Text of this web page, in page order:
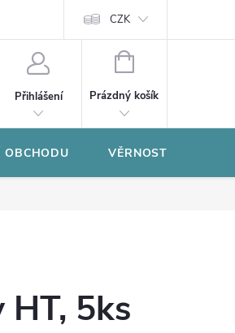
CZK
Přihlášení
NÁKUPNÍ
Prázdný košík
OBCHODU VĚRNOSTNÍ
HT, 5ks